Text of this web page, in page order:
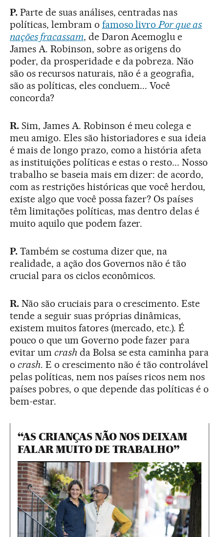
P. Parte de suas análises, centradas nas
políticas, lembram o famoso livroPor que as
nações fracassam, de Daron Acemoglu e
James A. Robinson, sobre as origens do
poder, da prosperidade e da pobreza. Não
são os recursos naturais, não é a geografia,
são as políticas, eles concluem... Você
concorda?
R. Sim, James A. Robinson é meu colega e
meu amigo. Eles são historiadores e sua ideia
é mais de longo prazo, como a história afeta
as instituições políticas e estas o resto... Nosso
trabalho se baseia mais em dizer: de acordo,
com as restrições históricas que você herdou,
existe algo que você possa fazer? Os países
têm limitações políticas, mas dentro delas é
muito aquilo que podem fazer.
P. Também se costuma dizer que, na
realidade, a ação dos Governos não é tão
crucial para os ciclos econômicos.
R.Não são cruciais para o crescimento. Este
tende a seguir suas próprias dinâmicas,
existem muitos fatores (mercado, etc.). É
pouco o que um Governo pode fazer para
evitar um crashda Bolsa se esta caminha para
o crash. E o crescimento não é tão controlável
pelas políticas, nem nos países ricos nem nos
países pobres, o que depende das políticas é o
bem-estar.
“AS CRIANÇAS NÃO NOS DEIXAM
FALAR MUITO DE TRABALHO”